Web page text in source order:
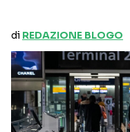
di REDAZIONE BLOGO